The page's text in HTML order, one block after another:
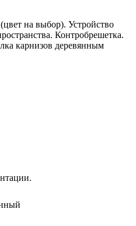
на выбор). Устройство
Контробрешетка.
карнизов деревянным